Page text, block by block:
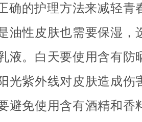
确的护理方法来减轻青
油性皮肤也需要保湿，
液。白天要使用含有防
紫外线对皮肤造成伤
避免使用含有酒精和香